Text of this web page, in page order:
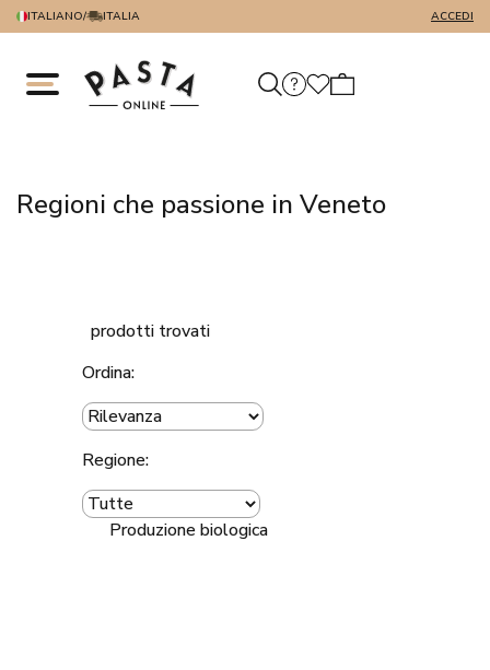
ITALIANO/ ITALIA ACCEDI
Regioni che passione in Veneto
prodotti trovati
Ordina:
Regione:
Produzione biologica